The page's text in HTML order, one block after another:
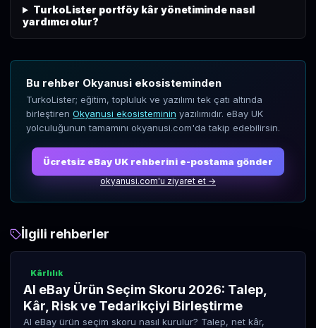
TurkoLister portföy kâr yönetiminde nasıl
yardımcı olur?
Bu rehber Okyanusi ekosisteminden
TurkoLister; eğitim, topluluk ve yazılımı tek çatı altında
birleştiren Okyanusi ekosisteminin yazılımıdır. eBay UK
yolculuğunun tamamını okyanusi.com'da takip edebilirsin.
Ücretsiz eBay UK rehberini e-postama gönder
okyanusi.com'u ziyaret et →
İlgili rehberler
Kârlılık
AI eBay Ürün Seçim Skoru 2026: Talep,
Kâr, Risk ve Tedarikçiyi Birleştirme
AI eBay ürün seçim skoru nasıl kurulur? Talep, net kâr,